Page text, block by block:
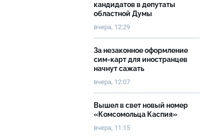
кандидатов в депутаты
областной Думы
вчера, 12:29
За незаконное оформление
сим-карт для иностранцев
начнут сажать
вчера, 12:07
Вышел в свет новый номер
«Комсомольца Каспия»
вчера, 11:15